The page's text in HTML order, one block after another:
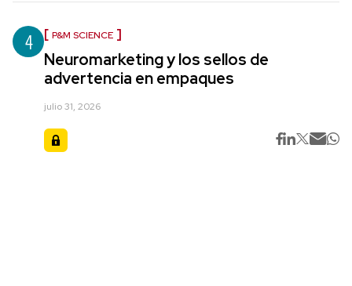
4 P&M SCIENCE
Neuromarketing y los sellos de
advertencia en empaques
julio 31, 2026